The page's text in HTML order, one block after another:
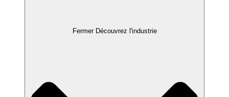
Fermer Découvrez l'industrie